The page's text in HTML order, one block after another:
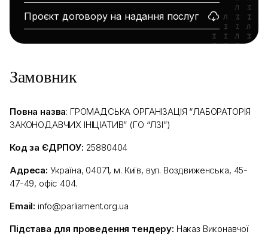
Проєкт договору на надання послуг
Замовник
Повна назва: ГРОМАДСЬКА ОРГАНІЗАЦІЯ “ЛАБОРАТОРІЯ
ЗАКОНОДАВЧИХ ІНІЦІАТИВ” (ГО “ЛЗІ”)
Код за ЄДРПОУ: 25880404
Адреса: Україна, 04071, м. Київ, вул. Воздвиженська, 45-
47-49, офіс 404.
Email: info@parliament.org.ua
Підстава для проведення тендеру: Наказ Виконавчої